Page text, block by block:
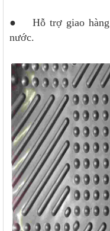
● Hỗ trợ giao hàng
nước.